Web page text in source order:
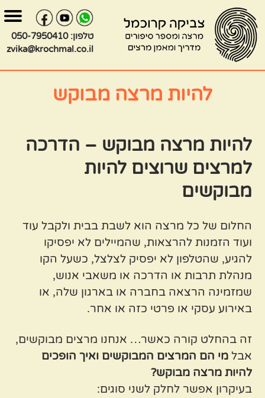
יצירת
קשר
עבור
לתוכן
טלפון:050-7950410
zvika@krochmal.co.il
להיות מרצה מבוקש
להיות מרצה מבוקש – הדרכה
למרצים שרוצים להיות
מבוקשים
החלום של כל מרצה הוא לשבת בבית ולקבל עוד
ועוד הזמנות להרצאות, שהמיילים לא יפסיקו
להגיע, שהטלפון לא יפסיק לצלצל, כשעל הקו
מנהלת תרבות או הדרכה או משאבי אנוש,
שמזמינה הרצאה בחברה או בארגון שלה, או
באירוע עסקי או פרטי כזה או אחר.
זה בהחלט קורה כאשר… אנחנו מרצים מבוקשים,
אבלמי הם המרצים המבוקשים ואיך הופכים
להיות מרצה מבוקש?
בעיקרון אפשר לחלק לשני סוגים: